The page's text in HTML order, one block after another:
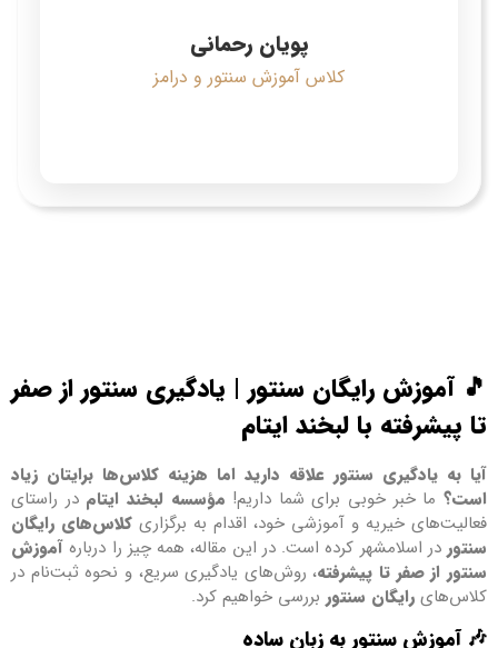
پویان رحمانی
کلاس آموزش سنتور و درامز
🎵 آموزش رایگان سنتور | یادگیری سنتور از صفر
تا پیشرفته با لبخند ایتام
آیا به یادگیری سنتور علاقه دارید اما هزینه کلاس‌ها برایتان زیاد
است؟ما خبر خوبی برای شما داریم! مؤسسه لبخند ایتام در راستای
فعالیت‌های خیریه و آموزشی خود، اقدام به برگزاری کلاس‌های رایگان
سنتور در اسلامشهر کرده است. در این مقاله، همه چیز را درباره آموزش
سنتور از صفر تا پیشرفته، روش‌های یادگیری سریع، و نحوه ثبت‌نام در
کلاس‌های رایگان سنتور بررسی خواهیم کرد.
🎶آموزش سنتور به زبان ساده